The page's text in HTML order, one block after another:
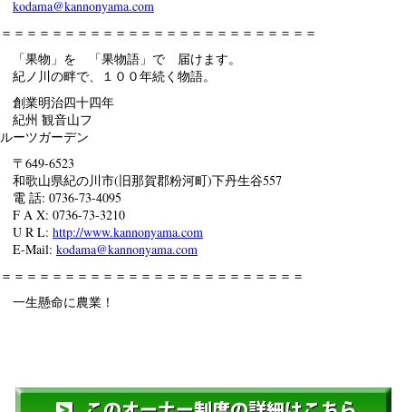
kodama@kannonyama.com
＝＝＝＝＝＝＝＝＝＝＝＝＝＝＝＝＝＝＝＝＝＝＝＝＝
「果物」を 「果物語」で 届けます。
紀ノ川の畔で、１００年続く物語。
創業明治四十四年
紀州 観音山フ
ルーツガーデン
〒649-6523
和歌山県紀の川市(旧那賀郡粉河町)下丹生谷557
電 話: 0736-73-4095
F A X: 0736-73-3210
U R L: http://www.kannonyama.com
E-Mail: kodama@kannonyama.com
＝＝＝＝＝＝＝＝＝＝＝＝＝＝＝＝＝＝＝＝＝＝＝＝
一生懸命に農業！